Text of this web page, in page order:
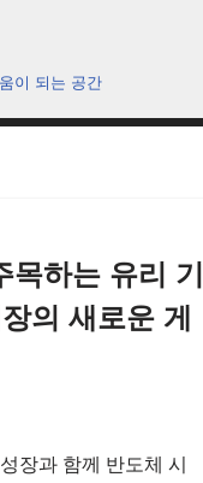
이 되는 공간
하는 유리 기
의 새로운 게
장과 함께 반도체 시